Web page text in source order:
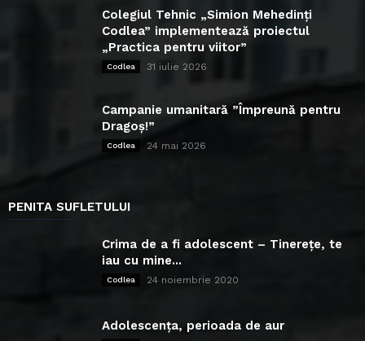
Colegiul Tehnic „Simion Mehedinți
Codlea” implementează proiectul
„Practica pentru viitor”
Codlea 31 iulie 2026
Campanie umanitară ”Împreună pentru
Dragoș!”
Codlea 24 mai 2026
PENITA SUFLETULUI
Crima de a fi adolescent – Tinerețe, te
iau cu mine...
Codlea 24 noiembrie 2020
Adolescența, perioada de aur